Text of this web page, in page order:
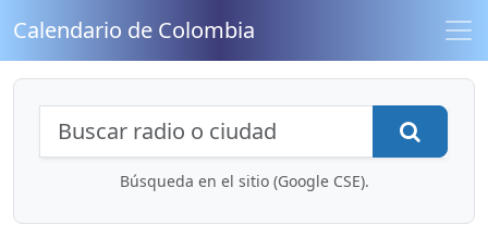
Calendario de Colombia
Búsqueda de radios y contenidos
Búsqueda en el sitio (Google CSE).